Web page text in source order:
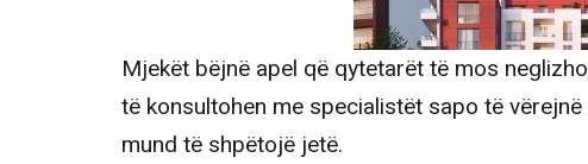
Mjekët bëjnë apel që qytetarët të mos
të konsultohen me specialistët sapo të
mund të shpëtojë jetë.